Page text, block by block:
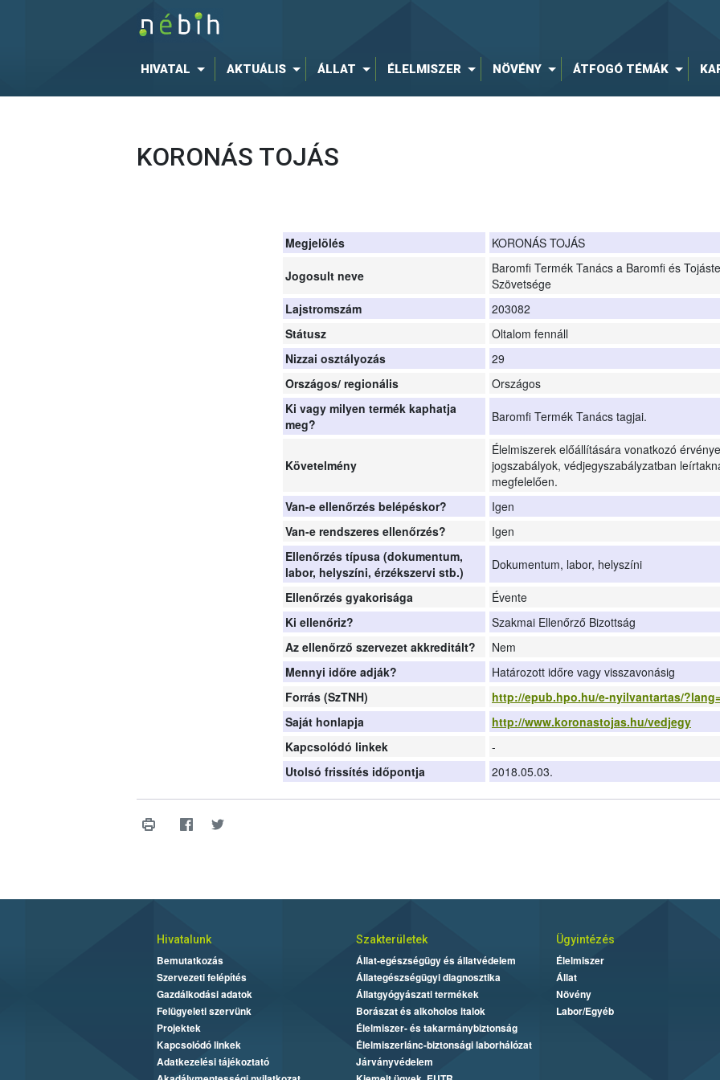
HIVATAL AKTUÁLIS ÁLLAT ÉLELMISZER NÖVÉNY ÁTFOGÓ TÉMÁK
KORONÁS TOJÁS
Megjelölés KORONÁS TOJÁS
Jogosult neve
Baromfi Termék Tanács a Baromfi és
Szövetsége
Lajstromszám
203082
Státusz
Oltalom fennáll
Nizzai osztályozás
29
Országos/ regionális
Országos
Ki vagy milyen termék kaphatja
meg?
Baromfi Termék Tanács tagjai.
Követelmény
Élelmiszerek előállítására vonatkozó
jogszabályok, védjegyszabályzatban
megfelelően.
Van-e ellenőrzés belépéskor?
Igen
Van-e rendszeres ellenőrzés?
Igen
Ellenőrzés típusa (dokumentum,
labor, helyszíni, érzékszervi stb.)
Dokumentum, labor, helyszíni
Ellenőrzés gyakorisága
Évente
Ki ellenőriz?
Szakmai Ellenőrző Bizottság
Az ellenőrző szervezet akkreditált?
Nem
Mennyi időre adják?
Határozott időre vagy visszavonásig
Forrás (SzTNH)
http://epub.hpo.hu/e-nyilvantartas/
Saját honlapja
http://www.koronastojas.hu/vedjegy
Kapcsolódó linkek
-
Utolsó frissítés időpontja
2018.05.03.
Hivatalunk
Bemutatkozás
Szervezeti felépítés
Gazdálkodási adatok
Felügyeleti szervünk
Projektek
Kapcsolódó linkek
Adatkezelési tájékoztató
Szakterületek
Állat-egészségügy és állatvédelem
Állategészségügyi diagnosztika
Állatgyógyászati termékek
Borászat és alkoholos italok
Élelmiszer- és takarmánybiztonság
Élelmiszerlánc-biztonsági laborhálózat
Járványvédelem
Ügyintézés
Élelmiszer
Állat
Növény
Labor/Egyéb